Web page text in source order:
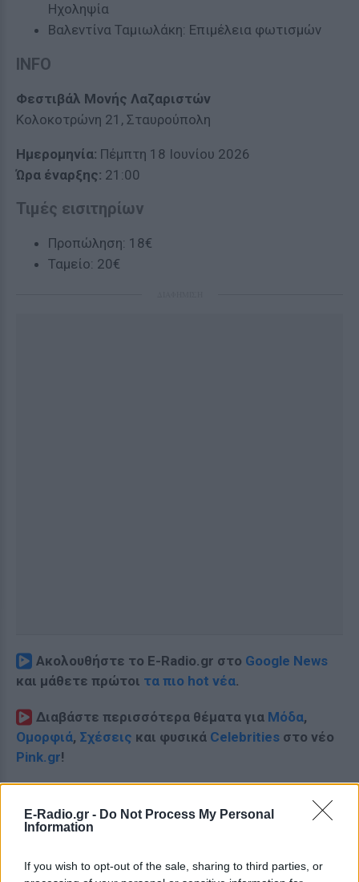
E-Radio.gr - Do Not Process My Personal
Information
If you wish to opt-out of the sale, sharing to third parties, or
Ηχοληψία
Βαλεντίνα Ταμιωλάκη: Επιμέλεια φωτισμών
INFO
Φεστιβάλ Μονής Λαζαριστών
Κολοκοτρώνη 21, Σταυρούπολη
Ημερομηνία: Πέμπτη 18 Ιουνίου 2026
Ώρα έναρξης: 21:00
Τιμές εισιτηρίων
Προπώληση: 18€
Ταμείο: 20€
Ακολουθήστε το E-Radio.gr στο Google News
και μάθετε πρώτοι τα πιο hot νέα.
Διαβάστε περισσότερα θέματα για Μόδα,
Ομορφιά, Σχέσεις και φυσικά Celebrities στο νέο
Pink.gr!